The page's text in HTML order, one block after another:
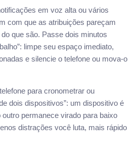
em voz alta ou vários
com que as atribuições pareçam
que são. Passe dois minutos
limpe seu espaço imediato,
e silencie o telefone ou mova-o
para cronometrar ou
dois dispositivos”: um dispositivo é
permanece virado para baixo
distrações você luta, mais rápido